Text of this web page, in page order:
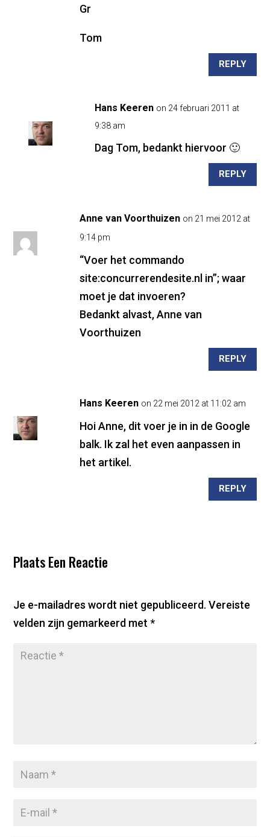
Gr
Tom
REPLY
Hans Keeren on 24 februari 2011 at
9:38 am
Dag Tom, bedankt hiervoor 🙂
REPLY
Anne van Voorthuizen on 21 mei 2012 at
9:14 pm
“Voer het commando
site:concurrerendesite.nl in”; waar
moet je dat invoeren?
Bedankt alvast, Anne van
Voorthuizen
REPLY
Hans Keeren on 22 mei 2012 at 11:02 am
Hoi Anne, dit voer je in in de Google
balk. Ik zal het even aanpassen in
het artikel.
REPLY
Plaats Een Reactie
Je e-mailadres wordt niet gepubliceerd. Vereiste
velden zijn gemarkeerd met*